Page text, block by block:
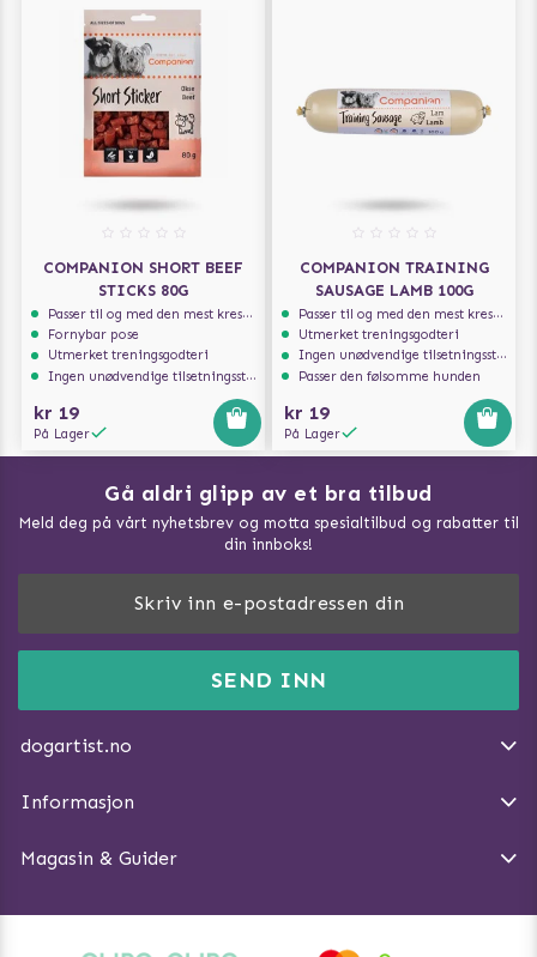
COMPANION SHORT BEEF
STICKS 80G
Passer til og med den mest kresne hunden
Fornybar pose
Utmerket treningsgodteri
Ingen unødvendige tilsetningsstoffer
kr 19
På Lager
COMPANION TRAINING
SAUSAGE LAMB 100G
Passer til og med den mest kresne hunden
Utmerket treningsgodteri
Ingen unødvendige tilsetningsstoffer
Passer den følsomme hunden
kr 19
På Lager
Gå aldri glipp av et bra tilbud
Meld deg på vårt nyhetsbrev og motta spesialtilbud og rabatter til
din innboks!
SEND INN
dogartist.no
Dogartist.no eies og driftes av Purefun Org. nr: 918582711
E-post: info@doggie.no
Informasjon
Angre avtalen
Magasin & Guider
Slik måler du din hund
Tren Nose Work hjemme